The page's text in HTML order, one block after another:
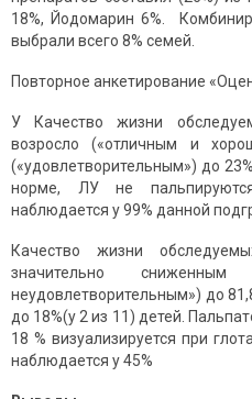
18%, Йодомарин 6%.
выбрали всего 8% семей.
Повторное анкетирование
У Качество жизни
возросло («отличным и
(«удовлетворительным») до
норме, ЛУ не
наблюдается у 99% данной
Качество жизни
значительно сниженным
неудовлетворительным») до
до 18%(у 2 из 11) детей.
18 % визуализируется при
наблюдается у 45%